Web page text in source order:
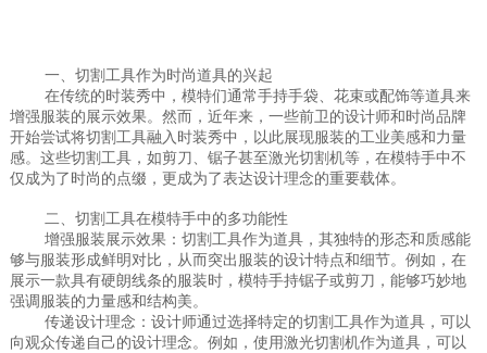
一、切割工具作为时尚道具的兴起
在传统的时装秀中，模特们通常手持手袋、花束或配饰等道具来
增强服装的展示效果。然而，近年来，一些前卫的设计师和时尚品牌
开始尝试将切割工具融入时装秀中，以此展现服装的工业美感和力量
感。这些切割工具，如剪刀、锯子甚至激光切割机等，在模特手中不
仅成为了时尚的点缀，更成为了表达设计理念的重要载体。
二、切割工具在模特手中的多功能性
增强服装展示效果：切割工具作为道具，其独特的形态和质感能
够与服装形成鲜明对比，从而突出服装的设计特点和细节。例如，在
展示一款具有硬朗线条的服装时，模特手持锯子或剪刀，能够巧妙地
强调服装的力量感和结构美。
传递设计理念：设计师通过选择特定的切割工具作为道具，可以
向观众传递自己的设计理念。例如，使用激光切割机作为道具，可以